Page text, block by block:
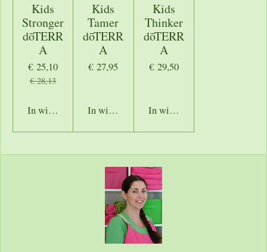
Kids
Stronger
dōTERR
A
€ 25,10
€ 28,13
In winkelwagen
Kids
Tamer
dōTERR
A
€ 27,95
In winkelwagen
Kids
Thinker
dōTERR
A
€ 29,50
In winkelwagen